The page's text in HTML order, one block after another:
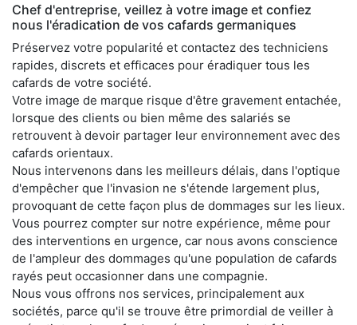
Chef d'entreprise, veillez à votre image et confiez
nous l'éradication de vos cafards germaniques
Préservez votre popularité et contactez des techniciens
rapides, discrets et efficaces pour éradiquer tous les
cafards de votre société.
Votre image de marque risque d'être gravement entachée,
lorsque des clients ou bien même des salariés se
retrouvent à devoir partager leur environnement avec des
cafards orientaux.
Nous intervenons dans les meilleurs délais, dans l'optique
d'empêcher que l'invasion ne s'étende largement plus,
provoquant de cette façon plus de dommages sur les lieux.
Vous pourrez compter sur notre expérience, même pour
des interventions en urgence, car nous avons conscience
de l'ampleur des dommages qu'une population de cafards
rayés peut occasionner dans une compagnie.
Nous vous offrons nos services, principalement aux
sociétés, parce qu'il se trouve être primordial de veiller à